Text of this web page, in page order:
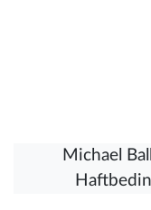
Michael